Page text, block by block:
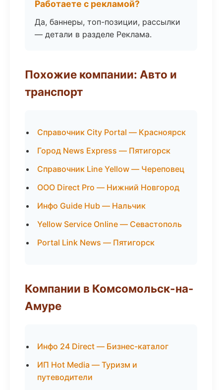
Работаете с рекламой?
Да, баннеры, топ-позиции, рассылки
— детали в разделе Реклама.
Похожие компании: Авто и
транспорт
Справочник City Portal — Красноярск
Город News Express — Пятигорск
Справочник Line Yellow — Череповец
ООО Direct Pro — Нижний Новгород
Инфо Guide Hub — Нальчик
Yellow Service Online — Севастополь
Portal Link News — Пятигорск
Компании в Комсомольск-на-
Амуре
Инфо 24 Direct — Бизнес-каталог
ИП Hot Media — Туризм и
путеводители